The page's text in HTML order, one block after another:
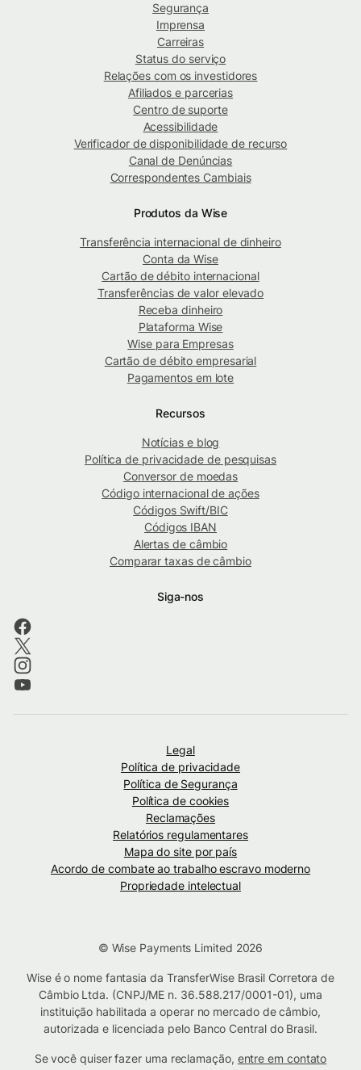
Segurança
Imprensa
Carreiras
Status do serviço
Relações com os investidores
Afiliados e parcerias
Centro de suporte
Acessibilidade
Verificador de disponibilidade de recurso
Canal de Denúncias
Correspondentes Cambiais
Produtos da Wise
Transferência internacional de dinheiro
Conta da Wise
Cartão de débito internacional
Transferências de valor elevado
Receba dinheiro
Plataforma Wise
Wise para Empresas
Cartão de débito empresarial
Pagamentos em lote
Recursos
Notícias e blog
Política de privacidade de pesquisas
Conversor de moedas
Código internacional de ações
Códigos Swift/BIC
Códigos IBAN
Alertas de câmbio
Comparar taxas de câmbio
Siga-nos
Legal
Política de privacidade
Política de Segurança
Política de cookies
Reclamações
Relatórios regulamentares
Mapa do site por país
Acordo de combate ao trabalho escravo moderno
Propriedade intelectual
© Wise Payments Limited 2026
Wise é o nome fantasia da TransferWise Brasil Corretora de
Câmbio Ltda. (CNPJ/ME n. 36.588.217/0001-01), uma
instituição habilitada a operar no mercado de câmbio,
autorizada e licenciada pelo Banco Central do Brasil.
Se você quiser fazer uma reclamação, entre em contato